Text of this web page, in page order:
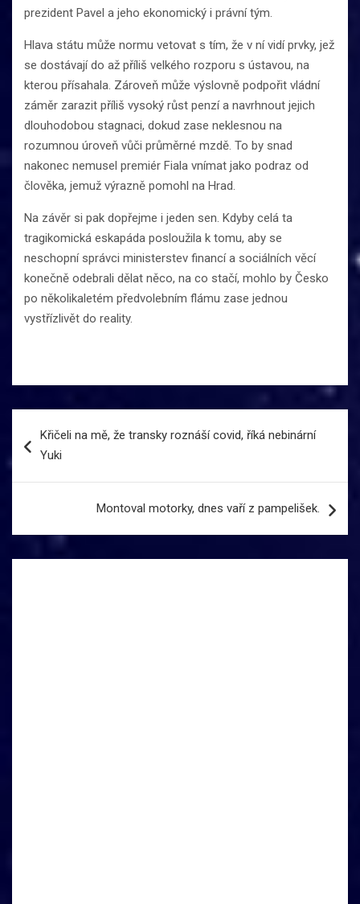
prezident Pavel a jeho ekonomický i právní tým.
Hlava státu může normu vetovat s tím, že v ní vidí prvky, jež
se dostávají do až příliš velkého rozporu s ústavou, na
kterou přísahala. Zároveň může výslovně podpořit vládní
záměr zarazit příliš vysoký růst penzí a navrhnout jejich
dlouhodobou stagnaci, dokud zase neklesnou na
rozumnou úroveň vůči průměrné mzdě. To by snad
nakonec nemusel premiér Fiala vnímat jako podraz od
člověka, jemuž výrazně pomohl na Hrad.
Na závěr si pak dopřejme i jeden sen. Kdyby celá ta
tragikomická eskapáda posloužila k tomu, aby se
neschopní správci ministerstev financí a sociálních věcí
konečně odebrali dělat něco, na co stačí, mohlo by Česko
po několikaletém předvolebním flámu zase jednou
vystřízlivět do reality.
pro
příspěvek
Křičeli na mě, že transky roznáší covid, říká nebinární
Yuki
Montoval motorky, dnes vaří z pampelišek.